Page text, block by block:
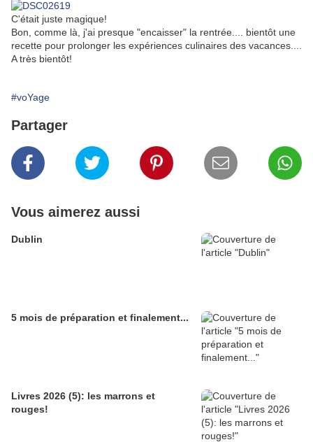
C'était juste magique!
Bon, comme là, j'ai presque "encaisser" la rentrée.... bientôt une
recette pour prolonger les expériences culinaires des vacances....
A très bientôt!
#voYage
Partager
Vous aimerez aussi
Dublin
5 mois de préparation et finalement...
Livres 2026 (5): les marrons et
rouges!